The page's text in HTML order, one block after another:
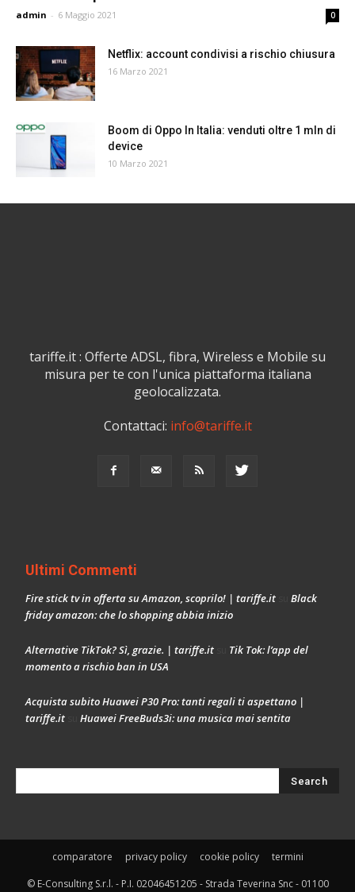
admin - 6 Maggio 2021 0
Netflix: account condivisi a rischio chiusura
16 Marzo 2021
Boom di Oppo In Italia: venduti oltre 1 mln di
device
10 Marzo 2021
tariffe.it : Offerte ADSL, fibra, Wireless e Mobile su
misura per te con l'unica piattaforma italiana
geolocalizzata.
Contattaci: info@tariffe.it
Ultimi Commenti
Fire stick tv in offerta su Amazon, scoprilo! | tariffe.it
Black
friday amazon: che lo shopping abbia inizio
Alternative TikTok? Sì, grazie. | tariffe.it
Tik Tok: l’app del
momento a rischio ban in USA
Acquista subito Huawei P30 Pro: tanti regali ti aspettano |
tariffe.it
Huawei FreeBuds3i: una musica mai sentita
comparatore privacy policy cookie policy
termini
© E-Consulting S.r.l. - P.I. 02046451205 - Strada Teverina Snc - 01100